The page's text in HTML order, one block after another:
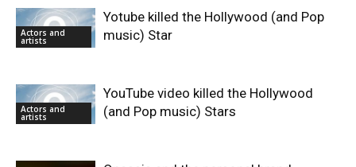
Actors and
artists
Yotube killed the Hollywood (and Pop
music) Star
Actors and
artists
YouTube video killed the Hollywood
(and Pop music) Stars